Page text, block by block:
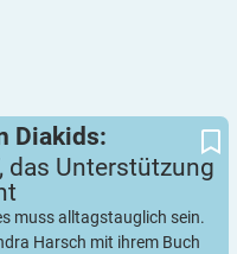
Diakids: verdient
Diakids:
das Unterstützung
muss alltagstauglich sein.
Harsch mit ihrem Buch